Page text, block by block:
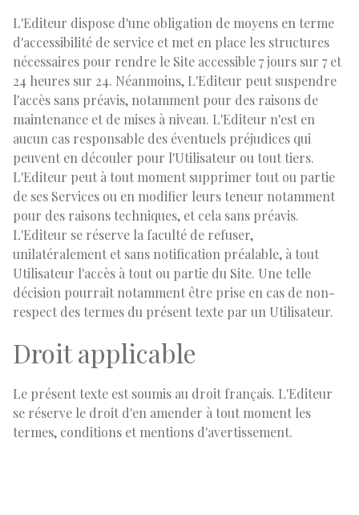
L'Editeur dispose d'une obligation de moyens en terme
d'accessibilité de service et met en place les structures
nécessaires pour rendre le Site accessible 7 jours sur 7 et
24 heures sur 24. Néanmoins, L'Editeur peut suspendre
l'accès sans préavis, notamment pour des raisons de
maintenance et de mises à niveau. L'Editeur n'est en
aucun cas responsable des éventuels préjudices qui
peuvent en découler pour l'Utilisateur ou tout tiers.
L'Editeur peut à tout moment supprimer tout ou partie
de ses Services ou en modifier leurs teneur notamment
pour des raisons techniques, et cela sans préavis.
L'Editeur se réserve la faculté de refuser,
unilatéralement et sans notification préalable, à tout
Utilisateur l'accès à tout ou partie du Site. Une telle
décision pourrait notamment être prise en cas de non-
respect des termes du présent texte par un Utilisateur.
Droit applicable
Le présent texte est soumis au droit français. L'Editeur
se réserve le droit d'en amender à tout moment les
termes, conditions et mentions d'avertissement.